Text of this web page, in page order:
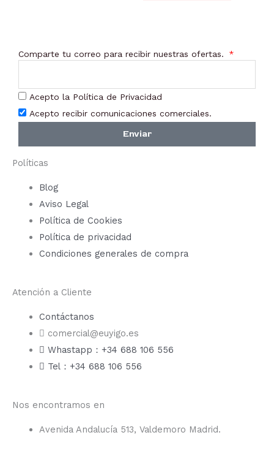
Comparte tu correo para recibir nuestras ofertas.
Acepto la Política de Privacidad
Acepto recibir comunicaciones comerciales.
Enviar
Políticas
Blog
Aviso Legal
Política de Cookies
Política de privacidad
Condiciones generales de compra
Atención a Cliente
Contáctanos
comercial@euyigo.es
Whastapp：+34 688 106 556
Tel：+34 688 106 556
Nos encontramos en
Avenida Andalucía 513, Valdemoro Madrid.